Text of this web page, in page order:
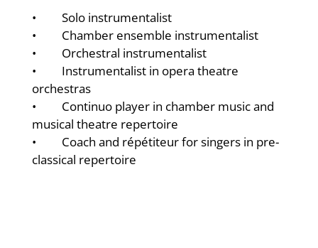
• Solo instrumentalist
• Chamber ensemble instrumentalist
• Orchestral instrumentalist
• Instrumentalist in opera theatre
orchestras
• Continuo player in chamber music and
musical theatre repertoire
• Coach and répétiteur for singers in pre-
classical repertoire